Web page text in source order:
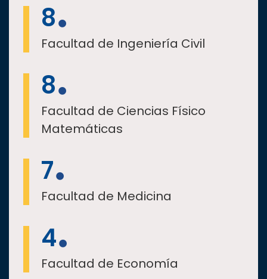
8
Facultad de Ingeniería Civil
8
Facultad de Ciencias Físico
Matemáticas
7
Facultad de Medicina
4
Facultad de Economía